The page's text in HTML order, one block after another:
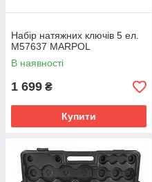
Набір натяжних ключів 5 ел.
М57637 MARPOL
В наявності
1 699 ₴
Купити